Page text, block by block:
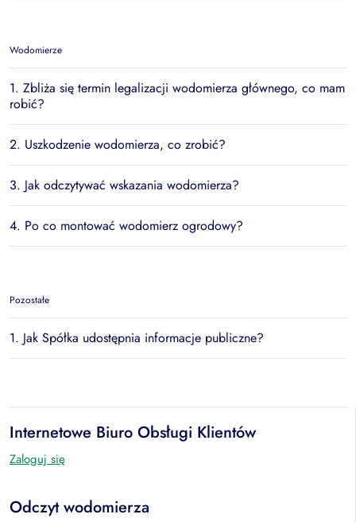
Wodomierze
1. Zbliża się termin legalizacji wodomierza głównego, co mam
robić?
2. Uszkodzenie wodomierza, co zrobić?
3. Jak odczytywać wskazania wodomierza?
4. Po co montować wodomierz ogrodowy?
Pozostałe
1. Jak Spółka udostępnia informacje publiczne?
Internetowe Biuro Obsługi Klientów
Zaloguj się
Odczyt wodomierza